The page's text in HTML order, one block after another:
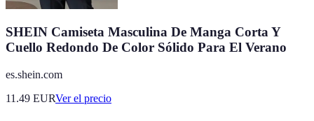
SHEIN Camiseta Masculina De Manga Corta Y
Cuello Redondo De Color Sólido Para El Verano
es.shein.com
11.49 EURVer el precio